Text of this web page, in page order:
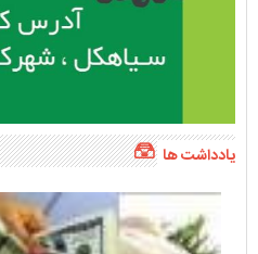
یادداشت ها